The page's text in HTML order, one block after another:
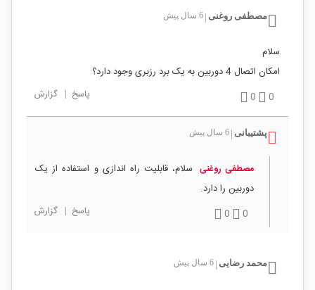
مصطفی روغنی 6 سال پیش
سلام
امکان اتصال 4 دوربین به یک برد رزبری وجود دارد؟
0
0 پاسخ | گزارش
پشتیبانی 6 سال پیش
مصطفی روغنی سلام، قابلیت راه اندازی و استفاده از یک
دوربین را دارد.
0
0 پاسخ | گزارش
محمد رضایی 6 سال پیش